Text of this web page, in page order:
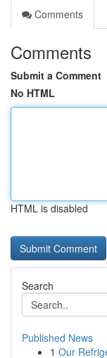
Comments
Comments
Submit a Comment
No HTML
HTML is disabled
Search
Published News
1 Our